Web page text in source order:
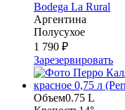
Bodega La Rural
Аргентина
Полусухое
1 790 ₽
Зарезервировать
Объем0.75 L